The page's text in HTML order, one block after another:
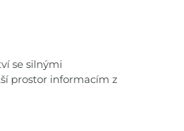
se silnými
prostor informacím z